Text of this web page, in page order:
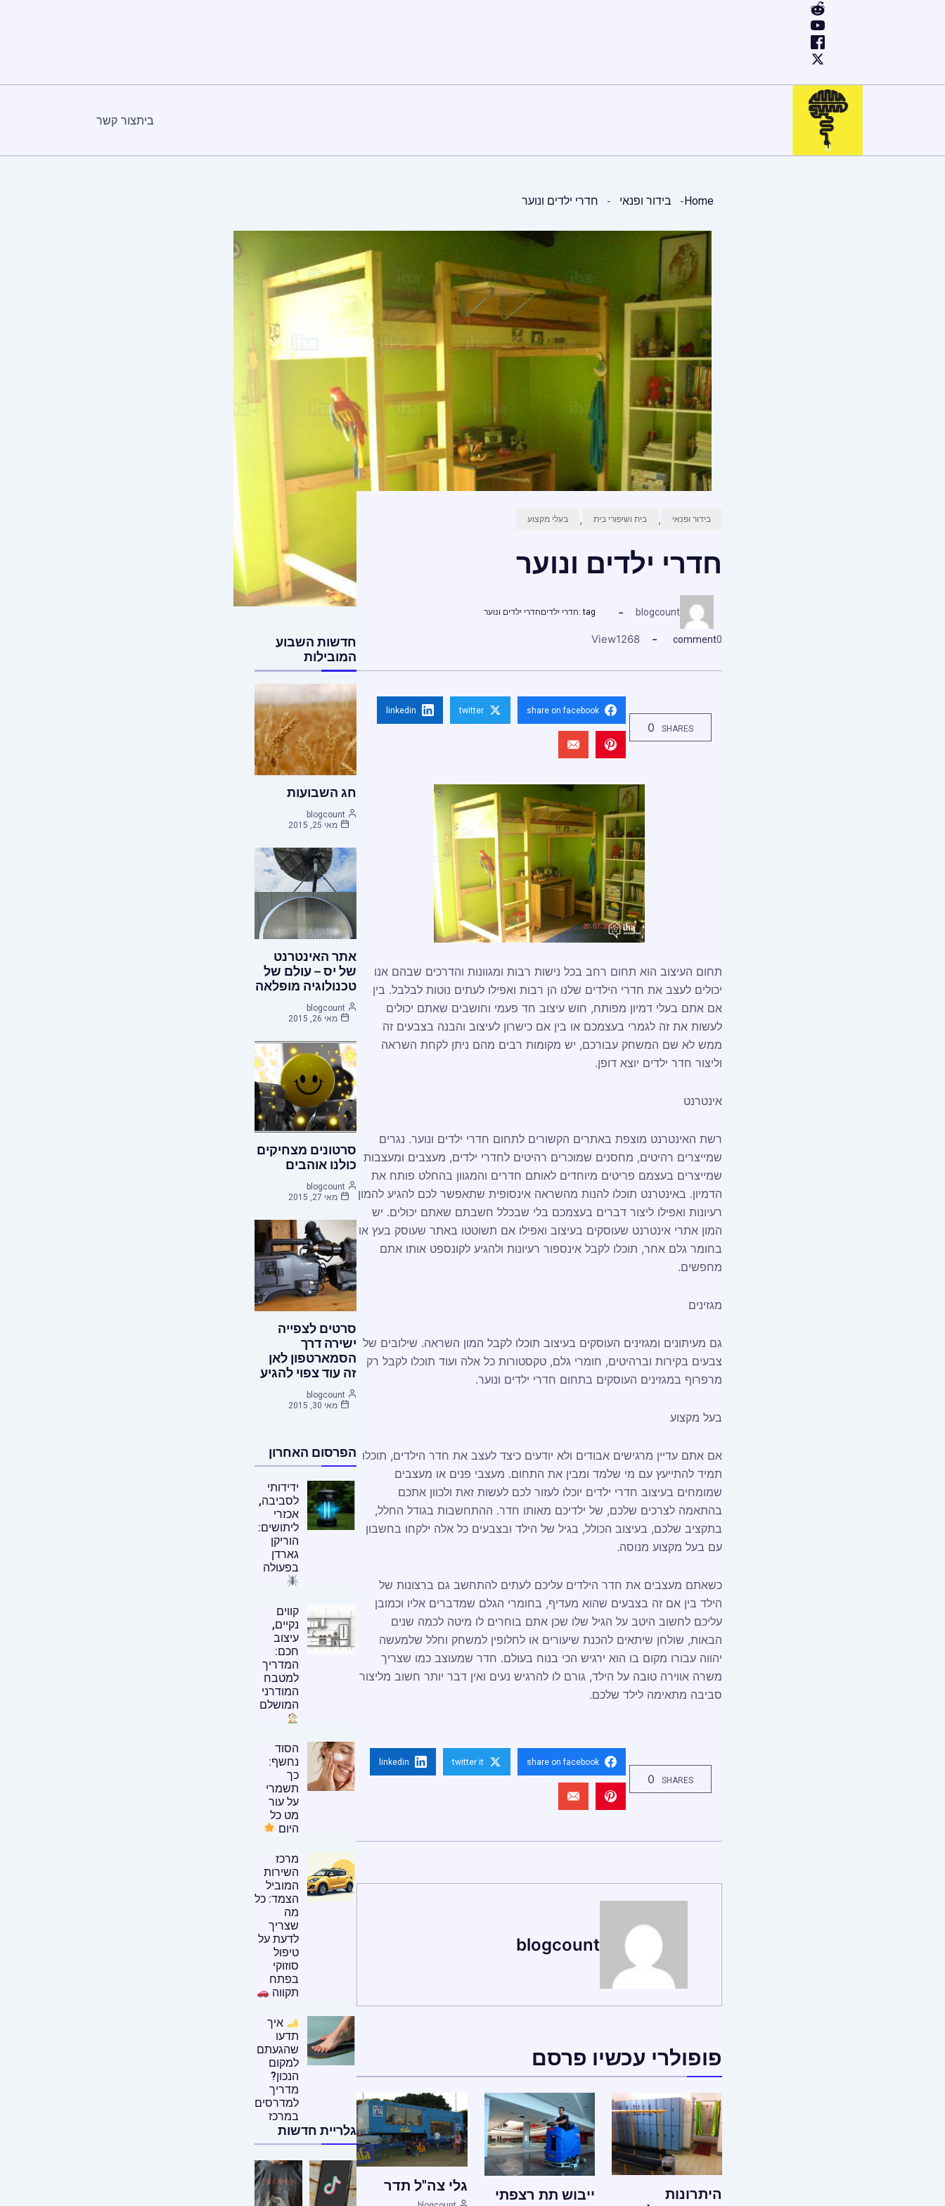
ביתצור קשר
Home בידור ופנאי חדרי ילדים ונוער
בידור ופנאי , בית ושיפורי בית , בעלי מקצוע
חדרי ילדים ונוער
blogcount
tag : חדרי ילדיםחדרי ילדים ונוער
0
comment
1268
View
0 SHARES
share on facebook
twitter
linkedin
תחום העיצוב הוא תחום רחב בכל נישות רבות ומגוונות והדרכים שבהם אנו
יכולים לעצב את חדרי הילדים שלנו הן רבות ואפילו לעתים נוטות לבלבל. בין
אם אתם בעלי דמיון מפותח, חוש עיצוב חד פעמי וחושבים שאתם יכולים
לעשות את זה לגמרי בעצמכם או בין אם כישרון לעיצוב והבנה בצבעים זה
ממש לא שם המשחק עבורכם, יש מקומות רבים מהם ניתן לקחת השראה
וליצור חדר ילדים יוצא דופן.
אינטרנט
רשת האינטרנט מוצפת באתרים הקשורים לתחום חדרי ילדים ונוער. נגרים
שמייצרים רהיטים, מחסנים שמוכרים רהיטים לחדרי ילדים, מעצבים ומעצבות
שמייצרים בעצמם פריטים מיוחדים לאותם חדרים והמגוון בהחלט פותח את
הדמיון. באינטרנט תוכלו להנות מהשראה אינסופית שתאפשר לכם להגיע להמון
רעיונות ואפילו ליצור דברים בעצמכם בלי שבכלל חשבתם שאתם יכולים. יש
המון אתרי אינטרנט שעוסקים בעיצוב ואפילו אם תשוטטו באתר שעוסק בעץ או
בחומר גלם אחר, תוכלו לקבל אינספור רעיונות ולהגיע לקונספט אותו אתם
מחפשים.
מגזינים
גם מעיתונים ומגזינים העוסקים בעיצוב תוכלו לקבל המון השראה. שילובים של
צבעים בקירות וברהיטים, חומרי גלם, טקסטורות כל אלה ועוד תוכלו לקבל רק
מרפרוף במגזינים העוסקים בתחום חדרי ילדים ונוער.
בעל מקצוע
אם אתם עדיין מרגישים אבודים ולא יודעים כיצד לעצב את חדר הילדים, תוכלו
תמיד להתייעץ עם מי שלמד ומבין את התחום. מעצבי פנים או מעצבים
שמומחים בעיצוב חדרי ילדים יוכלו לעזור לכם לעשות זאת ולכוון אתכם
בהתאמה לצרכים שלכם, של ילדיכם מאותו חדר. ההתחשבות בגודל החלל,
בתקציב שלכם, בעיצוב הכולל, בגיל של הילד ובצבעים כל אלה ילקחו בחשבון
עם בעל מקצוע מנוסה.
כשאתם מעצבים את חדר הילדים עליכם לעתים להתחשב גם ברצונות של
הילד בין אם זה בצבעים שהוא מעדיף, בחומרי הגלם שמדברים אליו וכמובן
עליכם לחשוב היטב על הגיל שלו שכן אתם בוחרים לו מיטה לכמה שנים
הבאות, שולחן שיתאים להכנת שיעורים או לחלופין למשחק וחלל שלמעשה
יהווה עבורו מקום בו הוא ירגיש הכי בנוח בעולם. חדר שמעוצב כמו שצריך
משרה אווירה טובה על הילד, גורם לו להרגיש נעים ואין דבר יותר חשוב מליצור
סביבה מתאימה לילד שלכם.
0 SHARES
share on facebook
twitter it
linkedin
blogcount
פופולרי עכשיו פרסם
היתרונות
ייבוש תת רצפתי
גלי צה"ל תדר
חדשות השבוע
המובילות
חג השבועות
blogcount
מאי 25, 2015
אתר האינטרנט
של יס – עולם של
טכנולוגיה מופלאה
blogcount
מאי 26, 2015
סרטונים מצחיקים
כולנו אוהבים
blogcount
מאי 27, 2015
סרטים לצפייה
ישירה דרך
הסמארטפון לאן
זה עוד צפוי להגיע
blogcount
מאי 30, 2015
הפרסום האחרון
ידידותי
לסביבה,
אכזרי
ליתושים:
הוריקן
גארדן
בפעולה
קווים
נקיים,
עיצוב
חכם:
המדריך
למטבח
המודרני
המושלם
הסוד
נחשף:
כך
תשמרי
על עור
מט כל
היום
מרכז
השירות
המוביל
הצמד: כל
מה
שצריך
לדעת על
טיפול
סוזוקי
בפתח
תקווה
איך
תדעו
שהגעתם
למקום
הנכון?
מדריך
למדרסים
במרכז
גלריית חדשות